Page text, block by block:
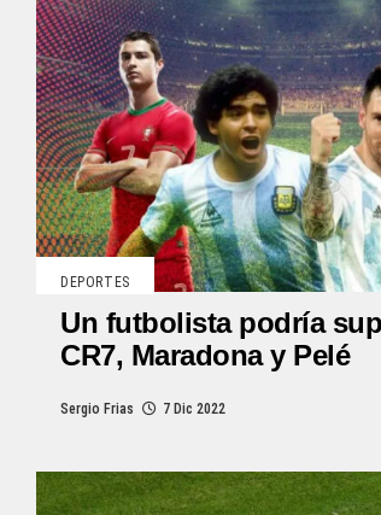
DEPORTES
Un futbolista podría
CR7, Maradona y Pelé
Sergio Frias 7 Dic 2022